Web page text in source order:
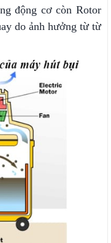
động cơ còn Rotor
do ảnh hưởng từ từ